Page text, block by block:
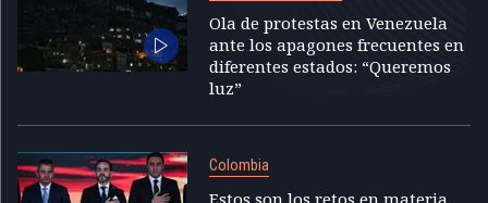
Ola de protestas en Venezuela
ante los apagones frecuentes en
diferentes estados: “Queremos
luz”
Colombia